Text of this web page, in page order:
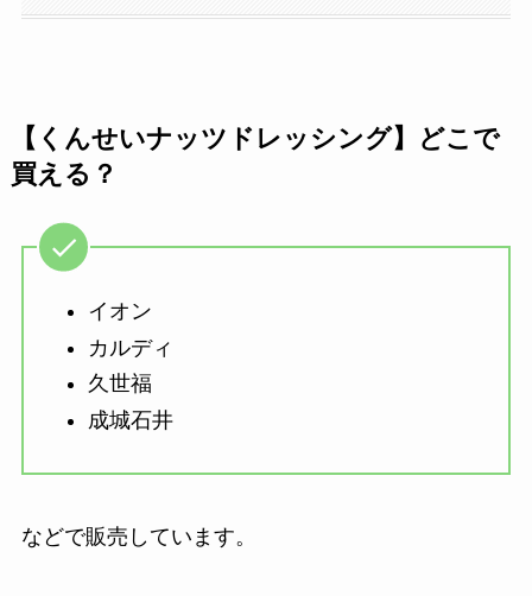
【くんせいナッツドレッシング】どこで
買える？
イオン
カルディ
久世福
成城石井
などで販売しています。